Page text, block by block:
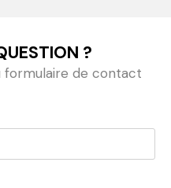
?
formulaire de contact